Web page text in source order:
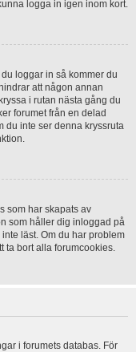
logga in igen inom kort.
loggar in så kommer du
att någon annan
i rutan nästa gång du
forumet från en delad
du inte ser denna kryssruta
som har skapats av
som håller dig inloggad på
läst. Om du har problem
ta bort alla forumcookies.
i forumets databas. För